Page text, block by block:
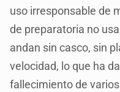
uso irresponsable de
de preparatoria no
andan sin casco, sin
velocidad, lo que ha
fallecimiento de